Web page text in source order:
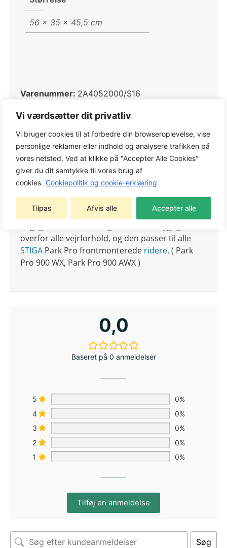
Vi værdsætter dit privatliv
Vi bruger cookies til at forbedre din browseroplevelse, vise
personlige reklamer eller indhold og analysere trafikken på
vores netsted. Ved at klikke på "Accepter Alle Cookies"
giver du dit samtykke til vores brug af
cookies. Cookiepolitik og cookie-erklæring
Tilpas Afvis alle Accepter alle
56 × 35 × 45,5 cm
Varenummer: 2A4052000/S16
udstyr ,Bagmonteret udstyr,STIGA Tilbehør
Tags: Bagmonteret udstyr ,STIGA Tilbehør
Varemærke:STIGA
Bagageboks med kroge, der er nemme at åbne,
så du altid har tingene ved hånden. Denne
overfor alle vejrforhold, og den passer til alle
STIGA Park Pro frontmonterede ridere. ( Park
Pro 900 WX, Park Pro 900 AWX )
0,0
Baseret på 0 anmeldelser
5
0%
4
0%
3
0%
2
0%
1
0%
Tilføj en anmeldelse
Søg